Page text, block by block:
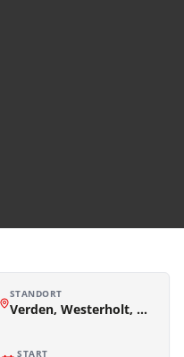
STANDORT
Verden, Westerholt, Bremen, Hannover
START